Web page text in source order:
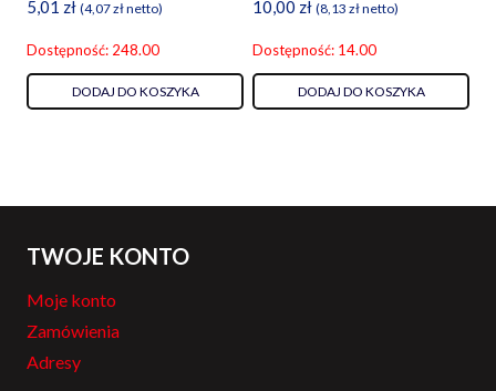
5,01 zł (4,07złnetto)
Dostępność: 248.00
DODAJ DO KOSZYKA
10,00 zł (8,13 złnetto)
Dostępność: 14.00
DODAJ DO KOSZYKA
TWOJE KONTO
Moje konto
Zamówienia
Adresy